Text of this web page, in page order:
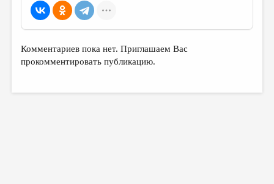
Комментариев пока нет. Приглашаем Вас
прокомментировать публикацию.